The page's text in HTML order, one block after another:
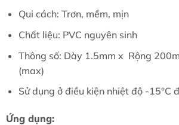
Qui cách: Trơn, mềm, mịn
Chất liệu: PVC nguyên sinh
Thông số: Dày 1.5mm x Rộng
(max)
Sử dụng ở điều kiện nhiệt độ -15°C
Ứng dụng: